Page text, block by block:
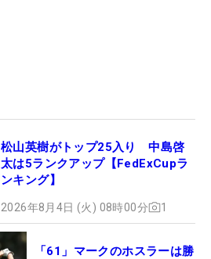
松山英樹がトップ25入り 中島啓
太は5ランクアップ【FedExCupラ
ンキング】
2026年8月4日 (火) 08時00分 1
「61」マークのホスラーは勝